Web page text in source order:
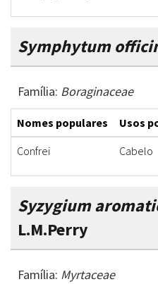
Symphytum
Família: Boraginaceae
Nomes populares Usos
Confrei
Cabelo
Syzygium
L.M.Perry
Família: Myrtaceae